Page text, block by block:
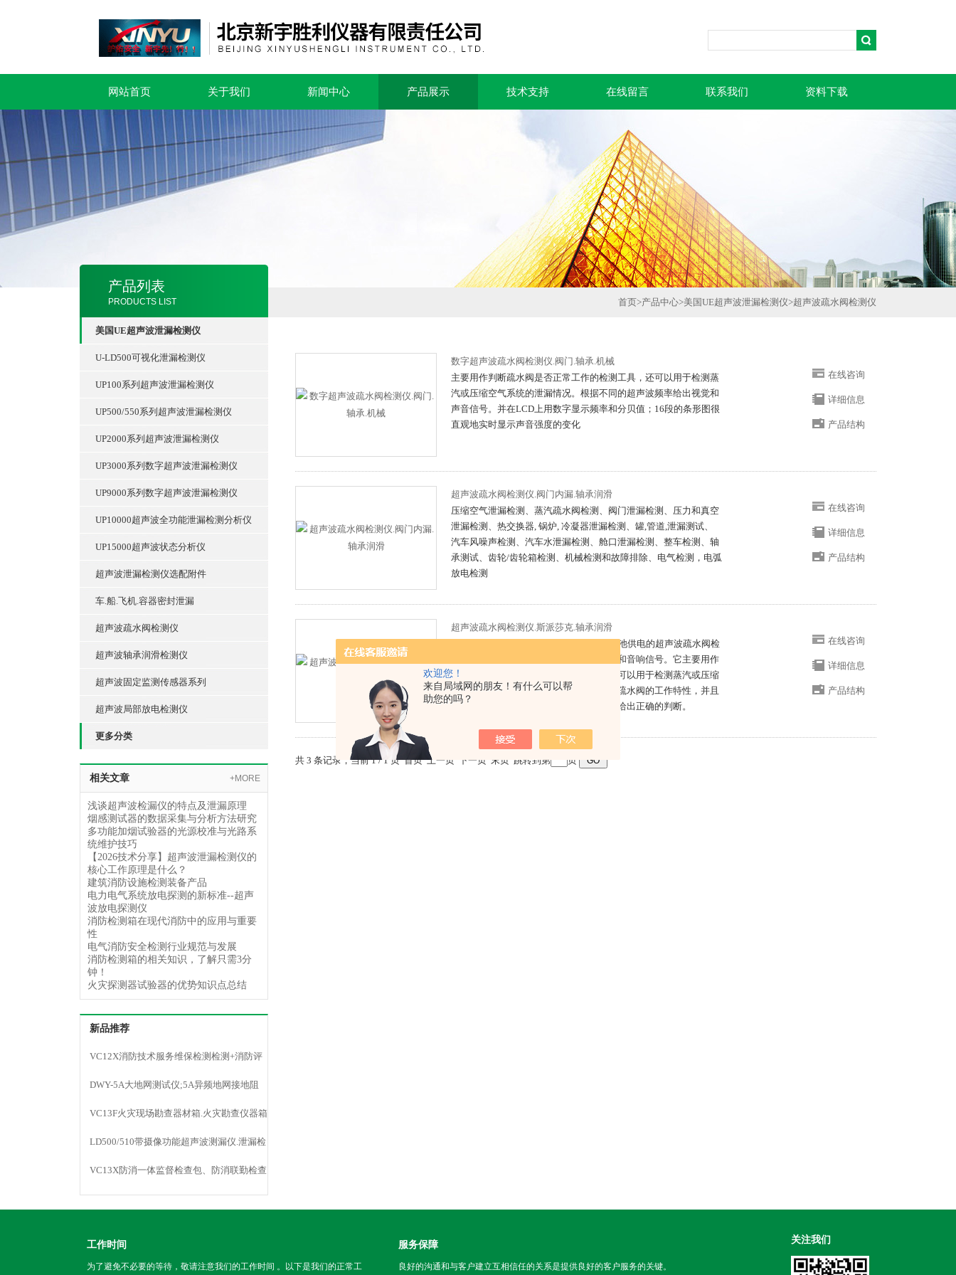
欢迎您！
来自局域网的朋友！有什么可以帮
助您的吗？
网站首页 关于我们 新闻中心 产品展示 技术支持 在线留言 联系我们 资料下载
产品列表
PRODUCTS LIST
美国UE超声波泄漏检测仪
U-LD500可视化泄漏检测仪
UP100系列超声波泄漏检测仪
UP500/550系列超声波泄漏检测仪
UP2000系列超声波泄漏检测仪
UP3000系列数字超声波泄漏检测仪
UP9000系列数字超声波泄漏检测仪
UP10000超声波全功能泄漏检测分析仪
UP15000超声波状态分析仪
超声波泄漏检测仪选配附件
车.船.飞机.容器密封泄漏
超声波疏水阀检测仪
超声波轴承润滑检测仪
超声波固定监测传感器系列
超声波局部放电检测仪
更多分类
相关文章 +MORE
浅谈超声波检漏仪的特点及泄漏原理
烟感测试器的数据采集与分析方法研究
多功能加烟试验器的光源校准与光路系
统维护技巧
【2026技术分享】超声波泄漏检测仪的
核心工作原理是什么？
建筑消防设施检测装备产品
电力电气系统放电探测的新标准--超声
波放电探测仪
消防检测箱在现代消防中的应用与重要
性
电气消防安全检测行业规范与发展
消防检测箱的相关知识，了解只需3分
钟！
火灾探测器试验器的优势知识点总结
新品推荐
VC12X消防技术服务维保检测检测+消防评
估仪器
DWY-5A大地网测试仪;5A异频地网接地阻
抗;防雷检测
VC13F火灾现场勘查器材箱.火灾勘查仪器箱
LD500/510带摄像功能超声波测漏仪.泄漏检
测仪
VC13X防消一体监督检查包、防消联勤检查
器材包
首页>产品中心>美国UE超声波泄漏检测仪>超声波疏水阀检测仪
数字超声波疏水阀检测仪.阀门.轴承.机械
主要用作判断疏水阀是否正常工作的检测工具，还可以用于检测蒸
汽或压缩空气系统的泄漏情况。根据不同的超声波频率给出视觉和
声音信号。并在LCD上用数字显示频率和分贝值；16段的条形图很
直观地实时显示声音强度的变化
在线咨询
详细信息
产品结构
超声波疏水阀检测仪.阀门内漏.轴承润滑
压缩空气泄漏检测、蒸汽疏水阀检测、阀门泄漏检测、压力和真空
泄漏检测、热交换器, 锅炉, 冷凝器泄漏检测、罐,管道,泄漏测试、
汽车风噪声检测、汽车水泄漏检测、舱口泄漏检测、整车检测、轴
承测试、齿轮/齿轮箱检测、机械检测和故障排除、电气检测，电弧
放电检测
在线咨询
详细信息
产品结构
超声波疏水阀检测仪.斯派莎克.轴承润滑
UP100超声波疏水阀检测仪为便携式9V电池供电的超声波疏水阀检
测装置，根据不同的超声波频率给出视觉和音响信号。它主要用作
判断疏水阀是否正常工作的检测工具，还可以用于检测蒸汽或压缩
空气系统的泄漏情况。操作人员需要了解疏水阀的工作特性，并且
还需要一定的经验才能够对检测仪的信号给出正确的判断。
在线咨询
详细信息
产品结构
共 3 条记录，当前 1 / 1 页 首页 上一页 下一页 末页 跳转到第 页
工作时间
为了避免不必要的等待，敬请注意我们的工作时间 。以下是我们的正常工
服务保障
良好的沟通和与客户建立互相信任的关系是提供良好的客户服务的关键。
关注我们